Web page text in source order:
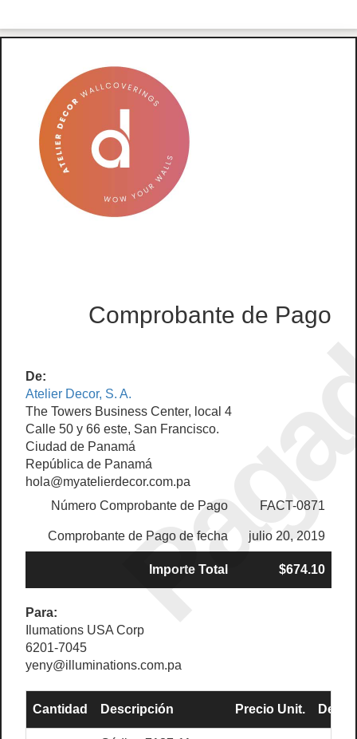
Comprobante de Pago
De:
Atelier Decor, S. A.
The Towers Business Center, local 4
Calle 50 y 66 este, San Francisco.
Ciudad de Panamá
República de Panamá
hola@myatelierdecor.com.pa
Número Comprobante de Pago
FACT-0871
Comprobante de Pago de fecha julio 20, 2019
Importe Total $674.10
Para:
Ilumations USA Corp
6201-7045
yeny@illuminations.com.pa
Cantidad Descripción Precio Unit.